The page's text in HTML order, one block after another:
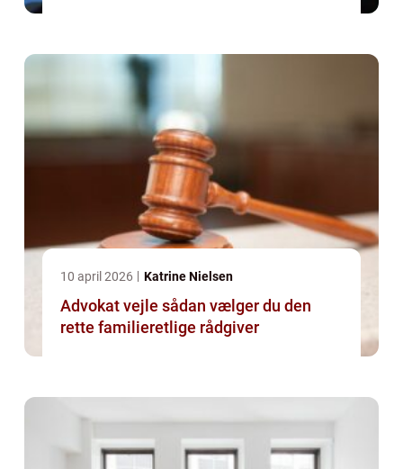
10 april 2026 Katrine Nielsen
Advokat vejle sådan vælger du den
rette familieretlige rådgiver